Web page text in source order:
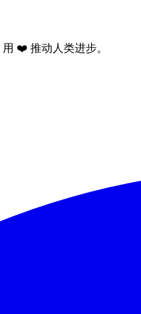
用 ❤️ 推动人类进步。